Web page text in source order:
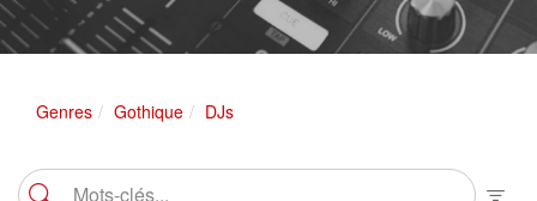
Genres Gothique DJs